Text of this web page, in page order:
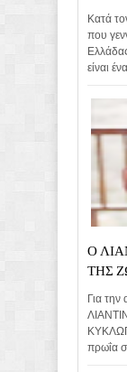
Κατά
που
είναι
Ο
ΤΗΣ
Για
πρωΐα